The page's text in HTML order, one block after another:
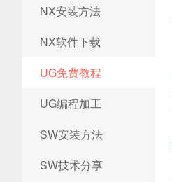
NX安装方法
NX软件下载
UG免费教程
UG编程加工
SW安装方法
SW技术分享